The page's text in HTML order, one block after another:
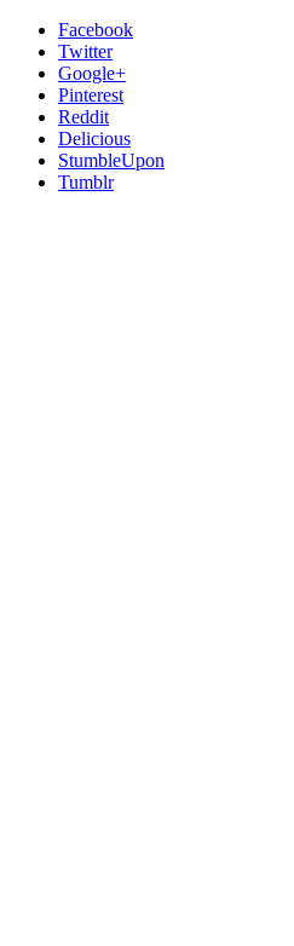
Facebook
Twitter
Google+
Pinterest
Reddit
Delicious
StumbleUpon
Tumblr